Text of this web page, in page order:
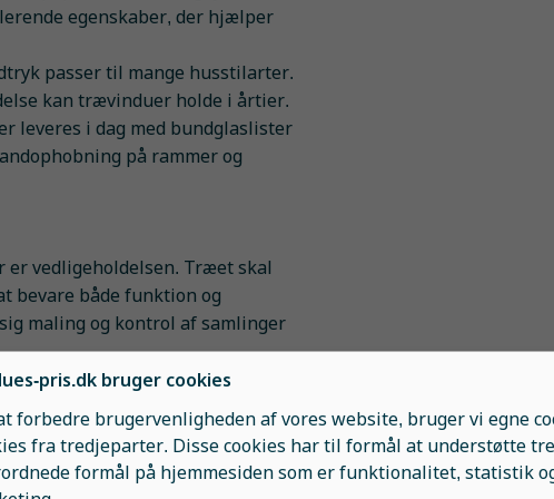
egenskaber, der hjælper
passer til mange husstilarter.
kan trævinduer holde i årtier.
leveres i dag med bundglaslister
på rammer og
vedligeholdelsen. Træet skal
bevare både funktion og
maling og kontrol af samlinger
at trævinduer holder længe.
pris.dk bruger cookies
forbedre brugervenligheden af vores website, bruger vi egne
fra tredjeparter. Disse cookies har til formål at understøtte tre
formål på hjemmesiden som er funktionalitet, statistik